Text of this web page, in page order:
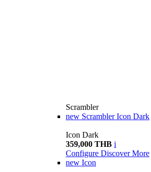
Scrambler
new Scrambler Icon Dark
Icon Dark
359,000 THB i
Configure Discover More
new Icon